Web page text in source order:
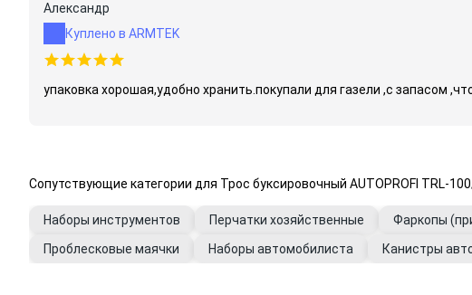
Александр
Куплено в ARMTEK
упаковка хорошая,удобно хранить.покупали для газели ,с запасом
Сопутствующие категории для Трос буксировочный AUTOPROFI TRL-
Наборы инструментов Перчатки хозяйственные Фаркопы
Проблесковые маячки
Наборы автомобилиста Канистры